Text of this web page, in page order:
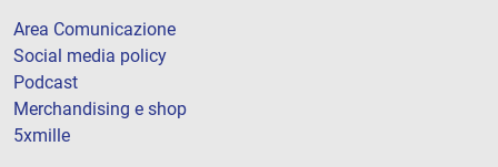
Area Comunicazione
Social media policy
Podcast
Merchandising e shop
5xmille